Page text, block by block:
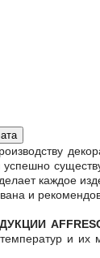
каждое
и
и